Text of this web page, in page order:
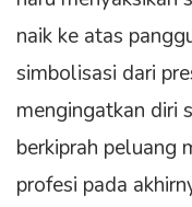
naik ke atas
simbolisasi dari
mengingatkan diri
berkiprah peluang
profesi pada